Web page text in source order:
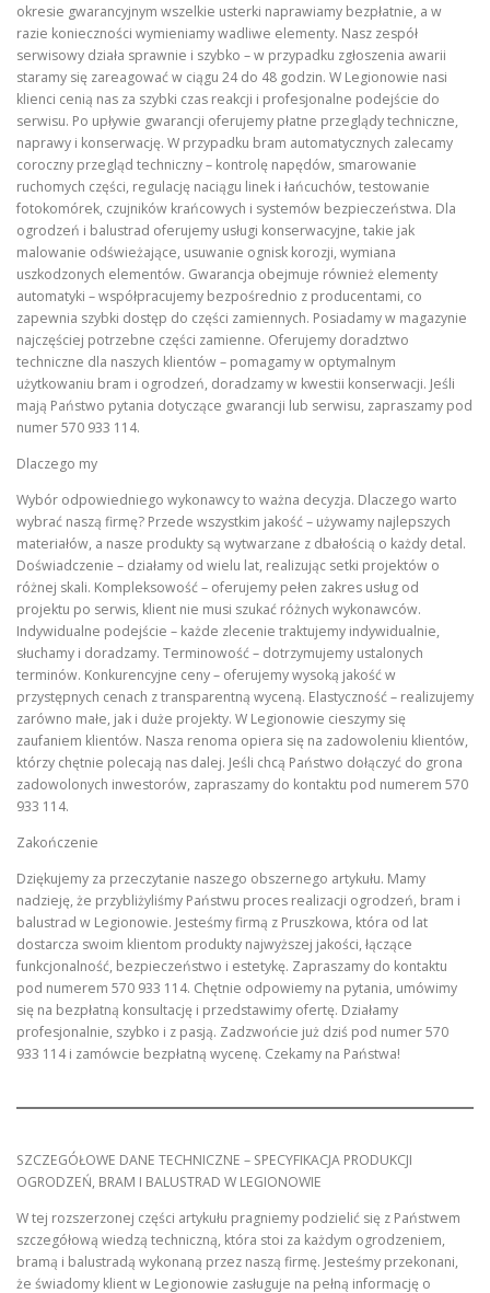
okresie gwarancyjnym wszelkie usterki naprawiamy bezpłatnie, a w
razie konieczności wymieniamy wadliwe elementy. Nasz zespół
serwisowy działa sprawnie i szybko – w przypadku zgłoszenia awarii
staramy się zareagować w ciągu 24 do 48 godzin. W Legionowie nasi
klienci cenią nas za szybki czas reakcji i profesjonalne podejście do
serwisu. Po upływie gwarancji oferujemy płatne przeglądy techniczne,
naprawy i konserwację. W przypadku bram automatycznych zalecamy
coroczny przegląd techniczny – kontrolę napędów, smarowanie
ruchomych części, regulację naciągu linek i łańcuchów, testowanie
fotokomórek, czujników krańcowych i systemów bezpieczeństwa. Dla
ogrodzeń i balustrad oferujemy usługi konserwacyjne, takie jak
malowanie odświeżające, usuwanie ognisk korozji, wymiana
uszkodzonych elementów. Gwarancja obejmuje również elementy
automatyki – współpracujemy bezpośrednio z producentami, co
zapewnia szybki dostęp do części zamiennych. Posiadamy w magazynie
najczęściej potrzebne części zamienne. Oferujemy doradztwo
techniczne dla naszych klientów – pomagamy w optymalnym
użytkowaniu bram i ogrodzeń, doradzamy w kwestii konserwacji. Jeśli
mają Państwo pytania dotyczące gwarancji lub serwisu, zapraszamy pod
numer 570 933 114.
Dlaczego my
Wybór odpowiedniego wykonawcy to ważna decyzja. Dlaczego warto
wybrać naszą firmę? Przede wszystkim jakość – używamy najlepszych
materiałów, a nasze produkty są wytwarzane z dbałością o każdy detal.
Doświadczenie – działamy od wielu lat, realizując setki projektów o
różnej skali. Kompleksowość – oferujemy pełen zakres usług od
projektu po serwis, klient nie musi szukać różnych wykonawców.
Indywidualne podejście – każde zlecenie traktujemy indywidualnie,
słuchamy i doradzamy. Terminowość – dotrzymujemy ustalonych
terminów. Konkurencyjne ceny – oferujemy wysoką jakość w
przystępnych cenach z transparentną wyceną. Elastyczność – realizujemy
zarówno małe, jak i duże projekty. W Legionowie cieszymy się
zaufaniem klientów. Nasza renoma opiera się na zadowoleniu klientów,
którzy chętnie polecają nas dalej. Jeśli chcą Państwo dołączyć do grona
zadowolonych inwestorów, zapraszamy do kontaktu pod numerem 570
933 114.
Zakończenie
Dziękujemy za przeczytanie naszego obszernego artykułu. Mamy
nadzieję, że przybliżyliśmy Państwu proces realizacji ogrodzeń, bram i
balustrad w Legionowie. Jesteśmy firmą z Pruszkowa, która od lat
dostarcza swoim klientom produkty najwyższej jakości, łączące
funkcjonalność, bezpieczeństwo i estetykę. Zapraszamy do kontaktu
pod numerem 570 933 114. Chętnie odpowiemy na pytania, umówimy
się na bezpłatną konsultację i przedstawimy ofertę. Działamy
profesjonalnie, szybko i z pasją. Zadzwońcie już dziś pod numer 570
933 114 i zamówcie bezpłatną wycenę. Czekamy na Państwa!
SZCZEGÓŁOWE DANE TECHNICZNE – SPECYFIKACJA PRODUKCJI
OGRODZEŃ, BRAM I BALUSTRAD W LEGIONOWIE
W tej rozszerzonej części artykułu pragniemy podzielić się z Państwem
szczegółową wiedzą techniczną, która stoi za każdym ogrodzeniem,
bramą i balustradą wykonaną przez naszą firmę. Jesteśmy przekonani,
że świadomy klient w Legionowie zasługuje na pełną informację o